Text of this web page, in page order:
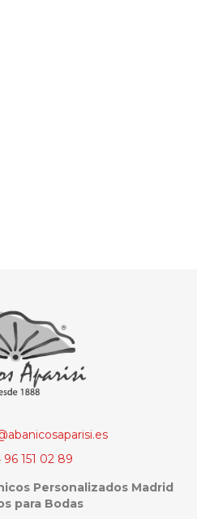
96 151 02 89
Personalizados Madrid
para Bodas